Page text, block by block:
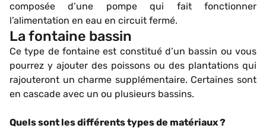
composée d’une pompe qui fait fonctionner
l’alimentation en eau en circuit fermé.
La fontaine bassin
Ce type de fontaine est constitué d’un bassin ou vous
pourrez y ajouter des poissons ou des plantations qui
rajouteront un charme supplémentaire. Certaines sont
en cascade avec un ou plusieurs bassins.
Quels sont les différents types de matériaux ?